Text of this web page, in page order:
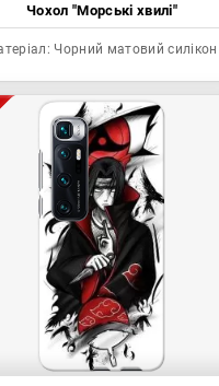
Чохол "Морські хвилі"
Чорний матовий силікон